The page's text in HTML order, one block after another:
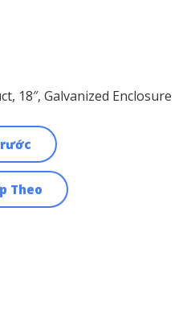
18″, Galvanized Enclosure
Theo